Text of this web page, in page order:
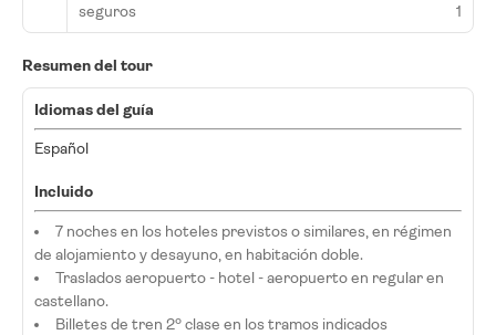
seguros 1
Resumen del tour
Idiomas del guía
Español
Incluido
7 noches en los hoteles previstos o similares, en régimen
de alojamiento y desayuno, en habitación doble.
Traslados aeropuerto - hotel - aeropuerto en regular en
castellano.
Billetes de tren 2º clase en los tramos indicados